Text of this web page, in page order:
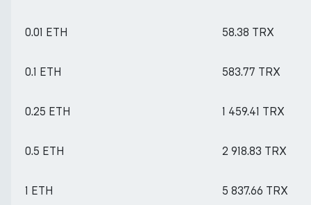
0.01 ETH 58.38 TRX
0.1 ETH 583.77 TRX
0.25 ETH 1 459.41 TRX
0.5 ETH 2 918.83 TRX
1 ETH 5 837.66 TRX